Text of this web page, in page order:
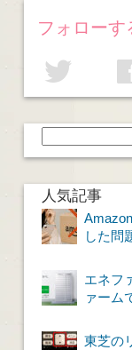
フォローす
twitter
人気記事
した問
エネフ
ァーム
東芝の